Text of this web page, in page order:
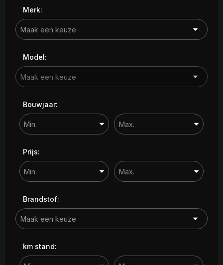
Merk:
Model:
Bouwjaar:
Prijs:
Brandstof:
km stand: